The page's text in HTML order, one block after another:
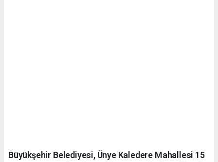
Büyükşehir Belediyesi, Ünye Kaledere Mahallesi 15